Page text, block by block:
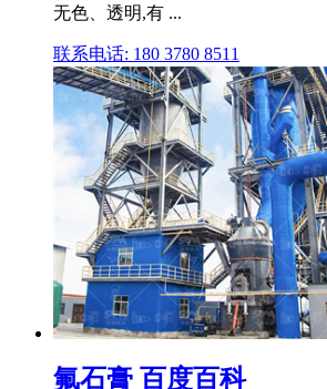
无色、透明,有 ...
联系电话: 180 3780 8511
氟石膏 百度百科